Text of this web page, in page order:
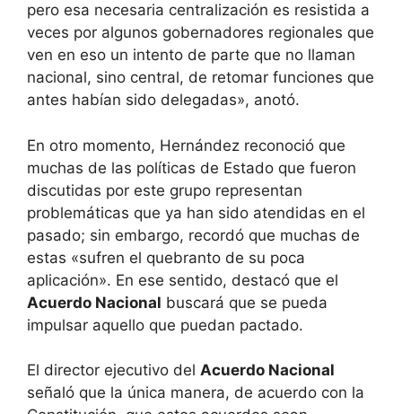
pero esa necesaria centralización es resistida a
veces por algunos gobernadores regionales que
ven en eso un intento de parte que no llaman
nacional, sino central, de retomar funciones que
antes habían sido delegadas», anotó.
En otro momento, Hernández reconoció que
muchas de las políticas de Estado que fueron
discutidas por este grupo representan
problemáticas que ya han sido atendidas en el
pasado; sin embargo, recordó que muchas de
estas «sufren el quebranto de su poca
aplicación». En ese sentido, destacó que el
Acuerdo Nacional buscará que se pueda
impulsar aquello que puedan pactado.
El director ejecutivo del Acuerdo Nacional
señaló que la única manera, de acuerdo con la